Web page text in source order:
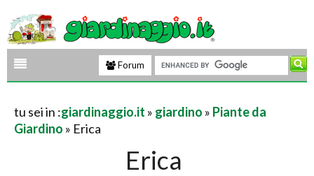
Forum
tu sei in :giardinaggio.it » giardino » Piante da
Giardino » Erica
Erica